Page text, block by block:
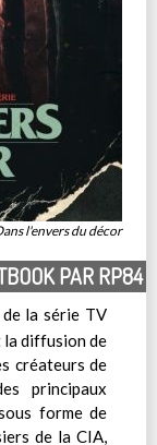
l'envers du décor
PAR RP84
la série TV
diffusion de
créateurs de
principaux
forme de
de la CIA,